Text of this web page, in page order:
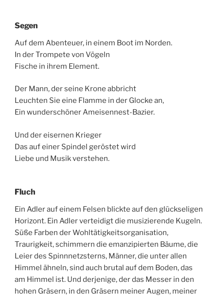
Segen
Auf dem Abenteuer, in einem Boot im Norden.
In der Trompete von Vögeln
Fische in ihrem Element.
Der Mann, der seine Krone abbricht
Leuchten Sie eine Flamme in der Glocke an,
Ein wunderschöner Ameisennest-Bazier.
Und der eisernen Krieger
Das auf einer Spindel geröstet wird
Liebe und Musik verstehen.
Fluch
Ein Adler auf einem Felsen blickte auf den glückseligen
Horizont. Ein Adler verteidigt die musizierende Kugeln.
Süße Farben der Wohltätigkeitsorganisation,
Traurigkeit, schimmern die emanzipierten Bäume, die
Leier des Spinnnetzsterns, Männer, die unter allen
Himmel ähneln, sind auch brutal auf dem Boden, das
am Himmel ist. Und derjenige, der das Messer in den
hohen Gräsern, in den Gräsern meiner Augen, meiner